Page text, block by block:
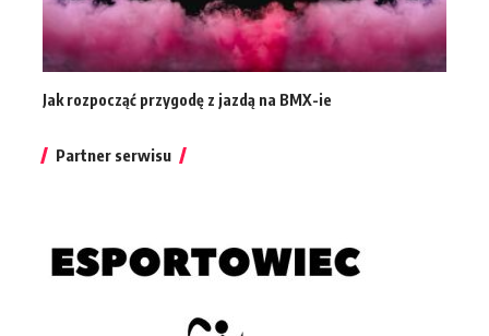
Jak rozpocząć przygodę z jazdą na BMX-ie
Partner serwisu